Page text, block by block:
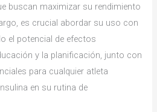
buscan maximizar su rendimiento
es crucial abordar su uso con
el potencial de efectos
y la planificación, junto con
para cualquier atleta
en su rutina de